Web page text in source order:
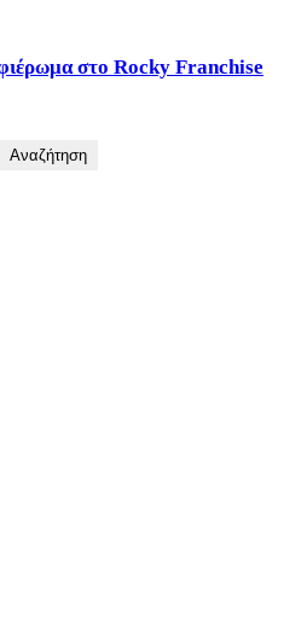
στο Rocky Franchise
Αναζήτηση